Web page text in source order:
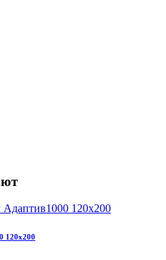
120х200